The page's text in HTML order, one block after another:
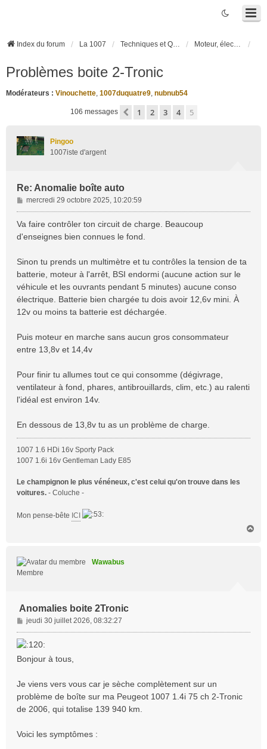
Index du forum La 1007 Techniques et Questions Moteur, électronique moteur, boîte robotisée 2-Tronic
Problèmes boite 2-Tronic
Modérateurs : Vinouchette, 1007duquatre9, nubnub54
106 messages Précédente
1 2 3 4 5
Pingoo
1007iste d'argent
Re: Anomalie boîte auto
M
e
s
e
mercredi 29 octobre 2025, 10:20:59
Va faire contrôler ton circuit de charge. Beaucoup
d'enseignes bien connues le fond.
Sinon tu prends un multimètre et tu contrôles la tension de ta
batterie, moteur à l'arrêt, BSI endormi (aucune action sur le
véhicule et les ouvrants pendant 5 minutes) aucune conso
électrique. Batterie bien chargée tu dois avoir 12,6v mini. À
12v ou moins ta batterie est déchargée.
Puis moteur en marche sans aucun gros consommateur
entre 13,8v et 14,4v
Pour finir tu allumes tout ce qui consomme (dégivrage,
ventilateur à fond, phares, antibrouillards, clim, etc.) au ralenti
l'idéal est environ 14v.
En dessous de 13,8v tu as un problème de charge.
1007 1.6 HDi 16v Sporty Pack
1007 1.6i 16v Gentleman Lady E85
Le champignon le plus vénéneux, c'est celui qu'on trouve dans les
voitures. - Coluche -
Mon pense-bête ICI
Wawabus
Membre
Anomalies boite 2Tronic
M
e
s
a
e
jeudi 30 juillet 2026, 08:32:27
Bonjour à tous,
Je viens vers vous car je sèche complètement sur un
problème de boîte sur ma Peugeot 1007 1.4i 75 ch 2-Tronic
de 2006, qui totalise 139 940 km.
Voici les symptômes :